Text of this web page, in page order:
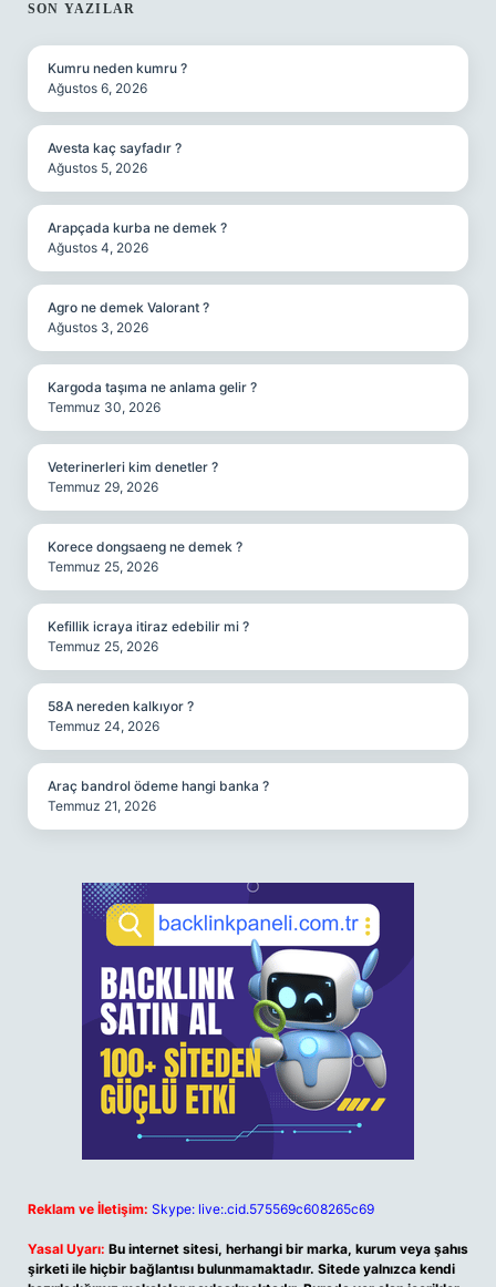
SIDEBAR
SON YAZILAR
Kumru neden kumru ?
Ağustos 6, 2026
Avesta kaç sayfadır ?
Ağustos 5, 2026
Arapçada kurba ne demek ?
Ağustos 4, 2026
Agro ne demek Valorant ?
Ağustos 3, 2026
Kargoda taşıma ne anlama gelir ?
Temmuz 30, 2026
Veterinerleri kim denetler ?
Temmuz 29, 2026
Korece dongsaeng ne demek ?
Temmuz 25, 2026
Kefillik icraya itiraz edebilir mi ?
Temmuz 25, 2026
58A nereden kalkıyor ?
Temmuz 24, 2026
Araç bandrol ödeme hangi banka ?
Temmuz 21, 2026
Reklam ve İletişim: Skype: live:.cid.575569c608265c69
Yasal Uyarı: Bu internet sitesi, herhangi bir marka, kurum veya şahıs
şirketi ile hiçbir bağlantısı bulunmamaktadır. Sitede yalnızca kendi